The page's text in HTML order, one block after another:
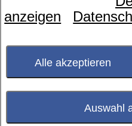
anzeigen
Alle akzeptieren
Auswahl
Größe 100/